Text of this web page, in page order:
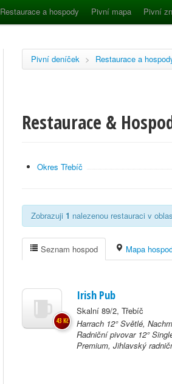
Restaurace a hospody Pivní mapa Pivní
Pivní deníček > Restaurace a
Restaurace &
Okres Třebíč
Zobrazuji 1 nalezenou restauraci v
Seznam hospod Mapa
Irish Pub
Skalní 89/2, Třebíč
Harrach 12° Světlé,
Radniční pivovar 12°
Premium, Jihlavský
43 Kč